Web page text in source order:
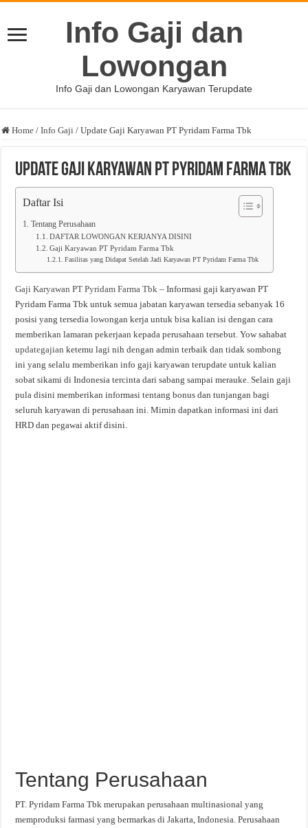
Info Gaji dan
Lowongan
Info Gaji dan Lowongan Karyawan Terupdate
Home / Info Gaji / Update Gaji Karyawan PT Pyridam Farma Tbk
Update Gaji Karyawan PT Pyridam Farma Tbk
Daftar Isi
Tentang Perusahaan
DAFTAR LOWONGAN KERJANYA DISINI
Gaji Karyawan PT Pyridam Farma Tbk
Fasilitas yang Didapat Setelah Jadi Karyawan PT Pyridam Farma Tbk
Gaji Karyawan PT Pyridam Farma Tbk – Informasi gaji karyawan PT
Pyridam Farma Tbk untuk semua jabatan karyawan tersedia sebanyak 16
posisi yang tersedia lowongan kerja untuk bisa kalian isi dengan cara
memberikan lamaran pekerjaan kepada perusahaan tersebut. Yow sahabat
updategajian ketemu lagi nih dengan admin terbaik dan tidak sombong
ini yang selalu memberikan info gaji karyawan terupdate untuk kalian
sobat sikami di Indonesia tercinta dari sabang sampai merauke. Selain gaji
pula disini memberikan informasi tentang bonus dan tunjangan bagi
seluruh karyawan di perusahaan ini. Mimin dapatkan informasi ini dari
HRD dan pegawai aktif disini.
Tentang Perusahaan
PT. Pyridam Farma Tbk merupakan perusahaan multinasional yang
memproduksi farmasi yang bermarkas di Jakarta, Indonesia. Perusahaan